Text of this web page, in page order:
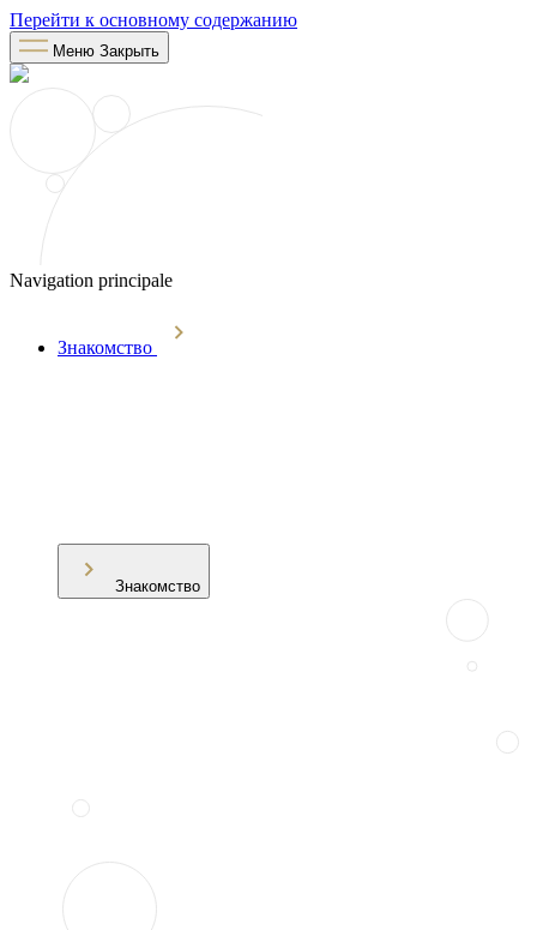
Перейти к основному содержанию
Меню Закрыть
Navigation principale
Знакомство
Знакомство